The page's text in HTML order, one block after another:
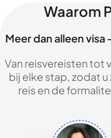
Waarom
Meer dan alleen
Van reisvereisten tot
bij elke stap, zodat
reis en de